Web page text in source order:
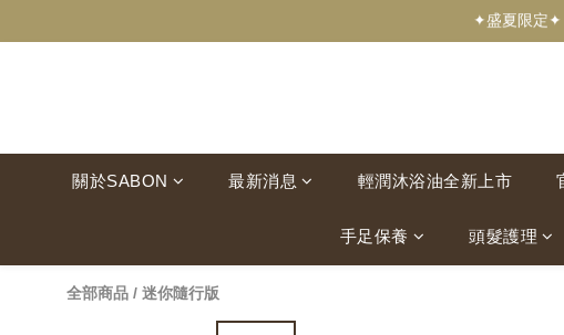
✦新客
關於SABON 最新消息 輕潤沐浴油全新上市
手足保養 頭髮護理
全部商品 / 迷你隨行版